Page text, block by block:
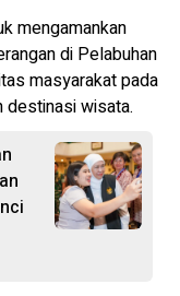
mengamankan
di Pelabuhan
masyarakat pada
destinasi wisata.